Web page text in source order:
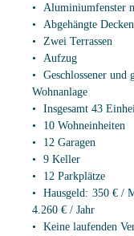
Aluminiumfenster
Abgehängte
Zwei Terrassen
Aufzug
Geschlossener
Wohnanlage
Insgesamt 43
10 Wohneinheiten
12 Garagen
9 Keller
12 Parkplätze
Hausgeld: 350 € /
4.260 € / Jahr
Keine laufenden